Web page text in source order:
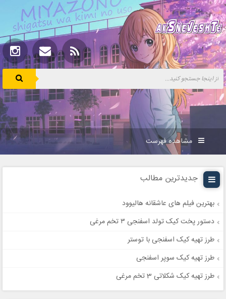
مشاهده فهرست
جدیدترین مطالب
بهترین فیلم های عاشقانه هالیوود
دستور پخت کیک تولد اسفنجی ۳ تخم مرغی
طرز تهیه کیک اسفنجی با توستر
طرز تهیه کیک سوپر اسفنجی
طرز تهیه کیک شکلاتی 3 تخم مرغی